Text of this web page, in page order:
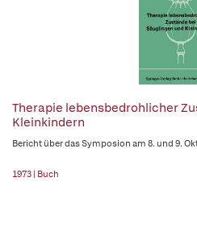
Therapie lebensbedrohlicher
Kleinkindern
Bericht über das Symposion am 8. und 9.
1973 | Buch